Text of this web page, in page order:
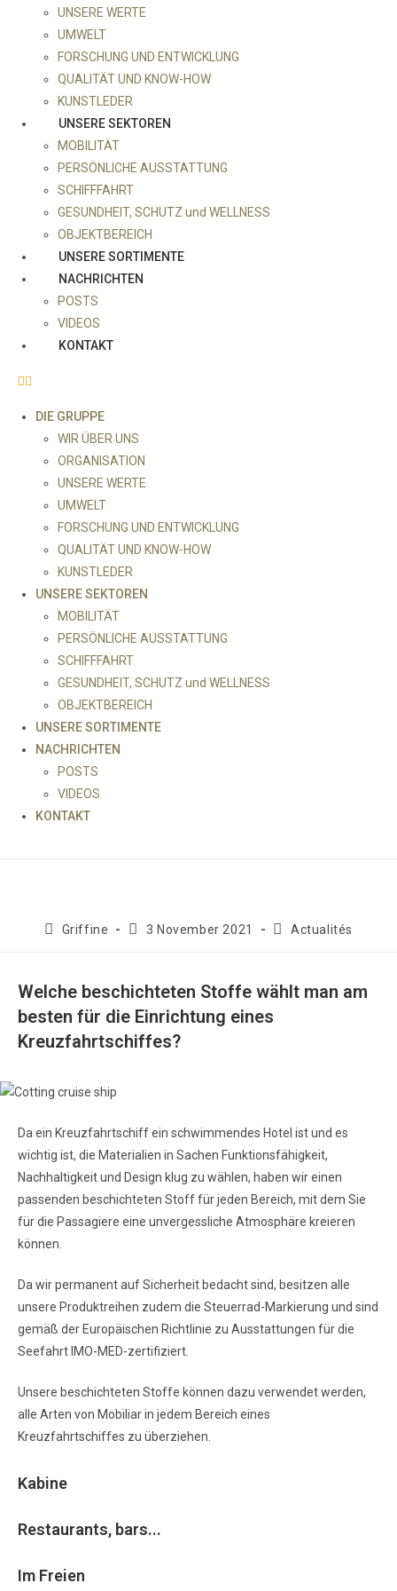
UNSERE WERTE
UMWELT
FORSCHUNG UND ENTWICKLUNG
QUALITÄT UND KNOW-HOW
KUNSTLEDER
UNSERE SEKTOREN
MOBILITÄT
PERSÖNLICHE AUSSTATTUNG
SCHIFFFAHRT
GESUNDHEIT, SCHUTZ und WELLNESS
OBJEKTBEREICH
UNSERE SORTIMENTE
NACHRICHTEN
POSTS
VIDEOS
KONTAKT
DIE GRUPPE
WIR ÜBER UNS
ORGANISATION
UNSERE WERTE
UMWELT
FORSCHUNG UND ENTWICKLUNG
QUALITÄT UND KNOW-HOW
KUNSTLEDER
UNSERE SEKTOREN
MOBILITÄT
PERSÖNLICHE AUSSTATTUNG
SCHIFFFAHRT
GESUNDHEIT, SCHUTZ und WELLNESS
OBJEKTBEREICH
UNSERE SORTIMENTE
NACHRICHTEN
POSTS
VIDEOS
KONTAKT
Beitrags-
Griffine
Beitrag
3 November 2021
Beitrags-
Actualités
Welche beschichteten Stoffe wählt man am
besten für die Einrichtung eines
Kreuzfahrtschiffes?
Da ein Kreuzfahrtschiff ein schwimmendes Hotel ist und es
wichtig ist, die Materialien in Sachen Funktionsfähigkeit,
Nachhaltigkeit und Design klug zu wählen, haben wir einen
passenden beschichteten Stoff für jeden Bereich, mit dem Sie
für die Passagiere eine unvergessliche Atmosphäre kreieren
können.
Da wir permanent auf Sicherheit bedacht sind, besitzen alle
unsere Produktreihen zudem die Steuerrad-Markierung und sind
gemäß der Europäischen Richtlinie zu Ausstattungen für die
Seefahrt IMO-MED-zertifiziert.
Unsere beschichteten Stoffe können dazu verwendet werden,
alle Arten von Mobiliar in jedem Bereich eines
Kreuzfahrtschiffes zu überziehen.
Kabine
Restaurants, bars...
Im Freien